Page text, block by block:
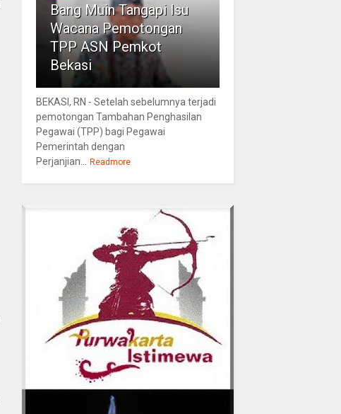
Bang Muin Tangapi Isu
Wacana Pemotongan
TPP ASN Pemkot
Bekasi
BEKASI, RN - Setelah sebelumnya terjadi
pemotongan Tambahan Penghasilan
Pegawai (TPP) bagi Pegawai
Pemerintah dengan
Perjanjian...
Readmore